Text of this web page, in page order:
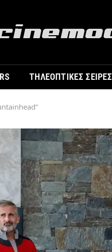
ΤΗΛΕΟΠΤΙΚΈΣ ΣΕΙΡΈΣ